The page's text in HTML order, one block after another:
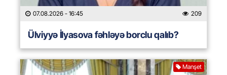
07.08.2026 - 16:45 209
Ülviyyə İlyasova fəhləyə borclu qalıb?
Manşet